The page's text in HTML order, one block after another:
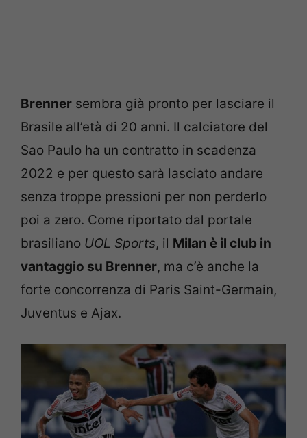
Brenner sembra già pronto per lasciare il
Brasile all’età di 20 anni. Il calciatore del
Sao Paulo ha un contratto in scadenza
2022 e per questo sarà lasciato andare
senza troppe pressioni per non perderlo
poi a zero. Come riportato dal portale
brasiliano UOL Sports, il Milan è il club in
vantaggio su Brenner, ma c’è anche la
forte concorrenza di Paris Saint-Germain,
Juventus e Ajax.